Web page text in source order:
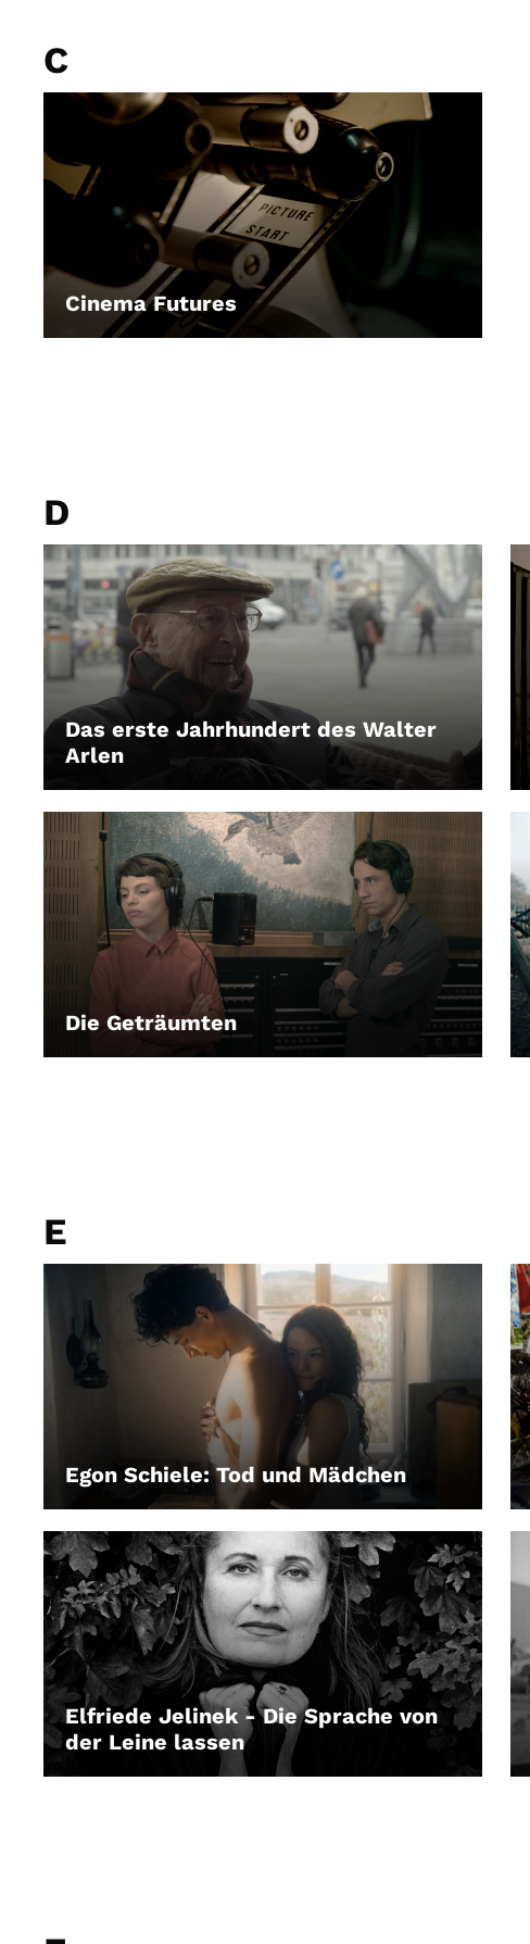
C
Cinema Futures
LEIHEN
D
Das erste Jahrhundert des Walter
Arlen
LEIHEN
Die Geträumten
LEIHEN
E
Egon Schiele: Tod und Mädchen
LEIHEN
Elfriede Jelinek - Die Sprache von
der Leine lassen
LEIHEN